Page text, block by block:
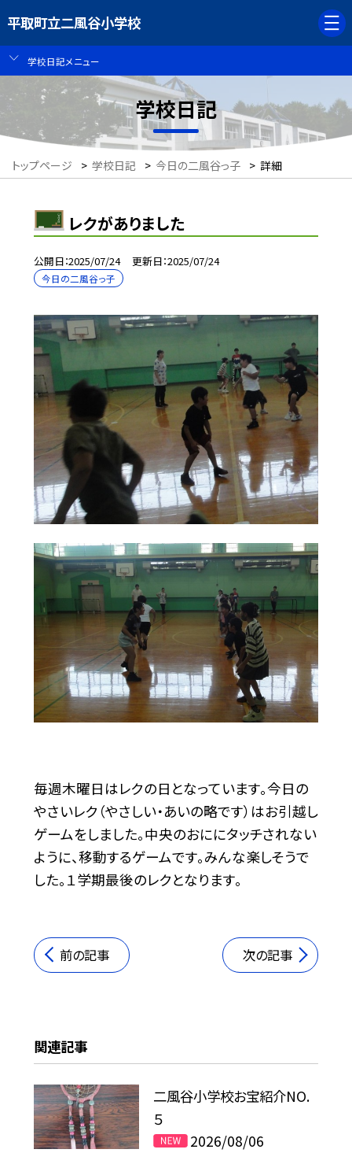
平取町立二風谷小学校
学校日記メニュー
学校日記
トップページ > 学校日記 > 今日の二風谷っ子 > 詳細
レクがありました
公開日 2025/07/24 更新日 2025/07/24
今日の二風谷っ子
毎週木曜日はレクの日となっています。今日の
やさいレク（やさしい・あいの略です）はお引越し
ゲームをしました。中央のおににタッチされない
ように、移動するゲームです。みんな楽しそうで
した。１学期最後のレクとなります。
前の記事 次の記事
関連記事
二風谷小学校お宝紹介NO.
５
2026/08/06